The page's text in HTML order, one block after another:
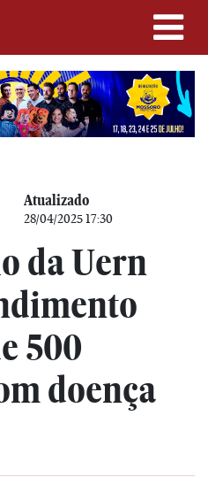
Atualizado
28/04/2025 17:30
da Uern
500
doença